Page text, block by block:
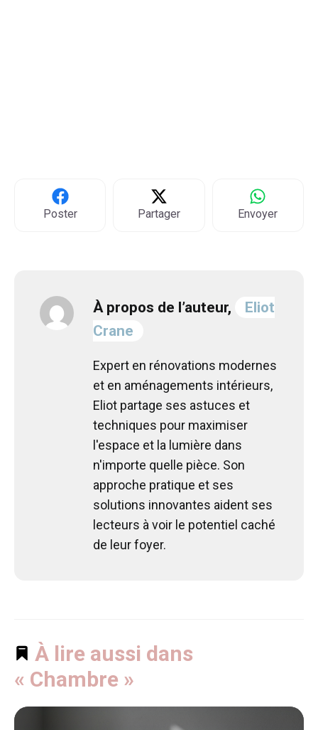
Poster Partager Envoyer
À propos de l’auteur,
Eliot
Crane
Expert en rénovations modernes
et en aménagements intérieurs,
Eliot partage ses astuces et
techniques pour maximiser
l'espace et la lumière dans
n'importe quelle pièce. Son
approche pratique et ses
solutions innovantes aident ses
lecteurs à voir le potentiel caché
de leur foyer.
À lire aussi dans
« Chambre »